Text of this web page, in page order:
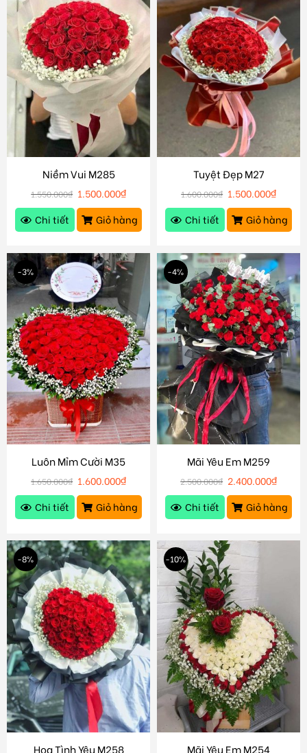
Niềm Vui M285
1.550.000₫ 1.500.000₫
Chi tiết
Giỏ hàng
Tuyệt Đẹp M27
1.600.000₫ 1.500.000₫
Chi tiết
Giỏ hàng
-3%
Luôn Mỉm Cười M35
1.650.000₫ 1.600.000₫
Chi tiết
Giỏ hàng
-4%
Mãi Yêu Em M259
2.500.000₫ 2.400.000₫
Chi tiết
Giỏ hàng
-8%
Hoa Tình Yêu M258
-10%
Mãi Yêu Em M254